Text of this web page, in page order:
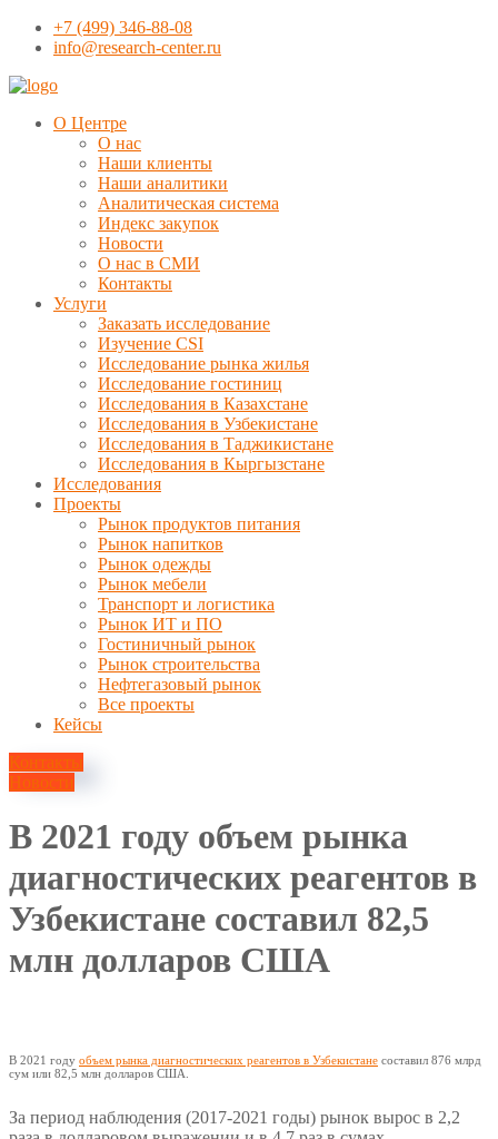
+7 (499) 346-88-08
info@research-center.ru
О Центре
О нас
Наши клиенты
Наши аналитики
Аналитическая система
Индекс закупок
Новости
О нас в СМИ
Контакты
Услуги
Заказать исследование
Изучение CSI
Исследование рынка жилья
Исследование гостиниц
Исследования в Казахстане
Исследования в Узбекистане
Исследования в Таджикистане
Исследования в Кыргызстане
Исследования
Проекты
Рынок продуктов питания
Рынок напитков
Рынок одежды
Рынок мебели
Транспорт и логистика
Рынок ИТ и ПО
Гостиничный рынок
Рынок строительства
Нефтегазовый рынок
Все проекты
Кейсы
Контакты
Новости
В 2021 году объем рынка
диагностических реагентов в
Узбекистане составил 82,5
млн долларов США
В 2021 году объем рынка диагностических реагентов в Узбекистане составил 876 млрд
сум или 82,5 млн долларов США.
За период наблюдения (2017-2021 годы) рынок вырос в 2,2